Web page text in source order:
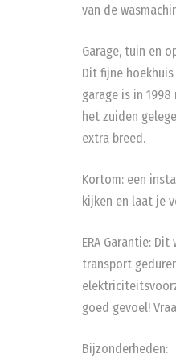
van de
Garage, tuin en
Dit fijne
garage is in
het zuiden
extra breed.
Kortom: een
kijken en laat je
ERA Garantie:
transport
goed gevoel!
Bijzonderheden: